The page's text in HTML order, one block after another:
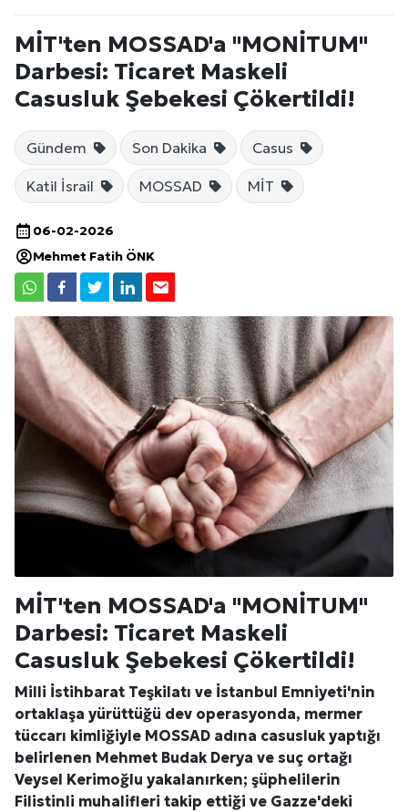
MİT'ten MOSSAD'a "MONİTUM"
Darbesi: Ticaret Maskeli
Casusluk Şebekesi Çökertildi!
Gündem Son Dakika Casus
Katil İsrail MOSSAD MİT
06-02-2026
Mehmet Fatih ÖNK
MİT'ten MOSSAD'a "MONİTUM"
Darbesi: Ticaret Maskeli
Casusluk Şebekesi Çökertildi!
Milli İstihbarat Teşkilatı ve İstanbul Emniyeti'nin
ortaklaşa yürüttüğü dev operasyonda, mermer
tüccarı kimliğiyle MOSSAD adına casusluk yaptığı
belirlenen Mehmet Budak Derya ve suç ortağı
Veysel Kerimoğlu yakalanırken; şüphelilerin
Filistinli muhalifleri takip ettiği ve Gazze'deki